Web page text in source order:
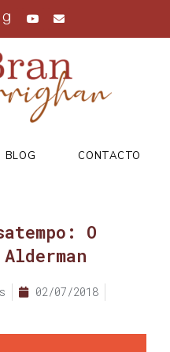
BLOG CONTACTO
O
02/07/2018